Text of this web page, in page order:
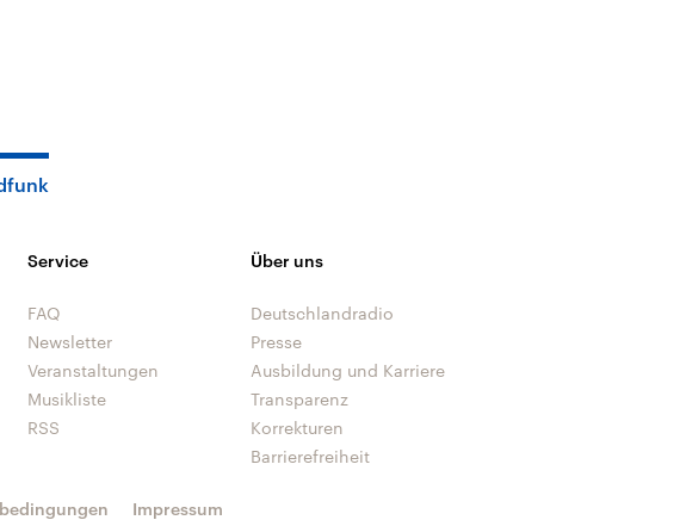
Service
FAQ
Newsletter
Veranstaltungen
Musikliste
RSS
Über uns
Deutschlandradio
Presse
Ausbildung und Karriere
Transparenz
Korrekturen
Barrierefreiheit
Impressum